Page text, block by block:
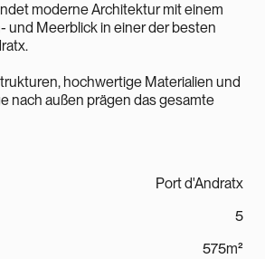
moderne Architektur mit einem
und Meerblick in einer der besten
hochwertige Materialien und
nach außen prägen das gesamte
Port d'Andratx
5
575m²